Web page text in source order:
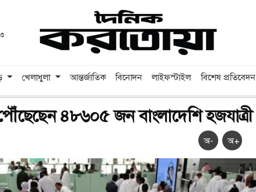
খেলাধুলা আন্তর্জাতিক বিনোদন লাইফস্টাইল বিশেষ প্রতিবেদন
৪৮৬০৫ জন বাংলাদেশি হজযাত্রী
অ- অ+